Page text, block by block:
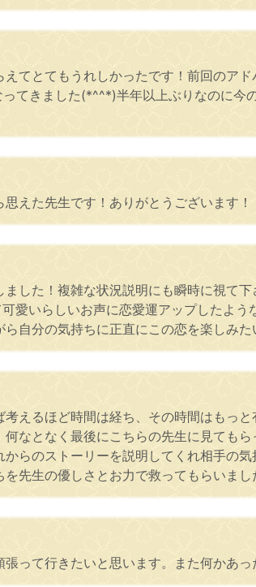
てとてもうれしかったです！前回のア
てきました(*^^*)半年以上ぶりなのに今
えた先生です！ありがとうございます！
した！複雑な状況説明にも瞬時に視て
愛いらしいお声に恋愛運アップしたよ
自分の気持ちに正直にこの恋を楽しみ
えるほど時間は経ち、その時間はもっ
なとなく最後にこちらの先生に見ても
らのストーリーを説明してくれ相手の
先生の優しさとお力で救ってもらいまし
って行きたいと思います。また何かあっ